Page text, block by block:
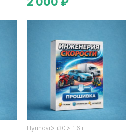
Hyundai > i30 > 1.6 i